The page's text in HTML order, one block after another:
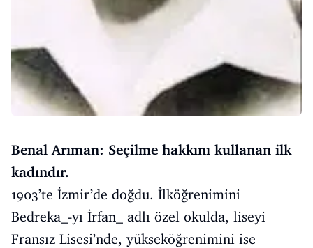
Benal Arıman: Seçilme hakkını kullanan ilk
kadındır.
1903’te İzmir’de doğdu. İlköğrenimini
Bedreka_-yı İrfan_ adlı özel okulda, liseyi
Fransız Lisesi’nde, yükseköğrenimini ise